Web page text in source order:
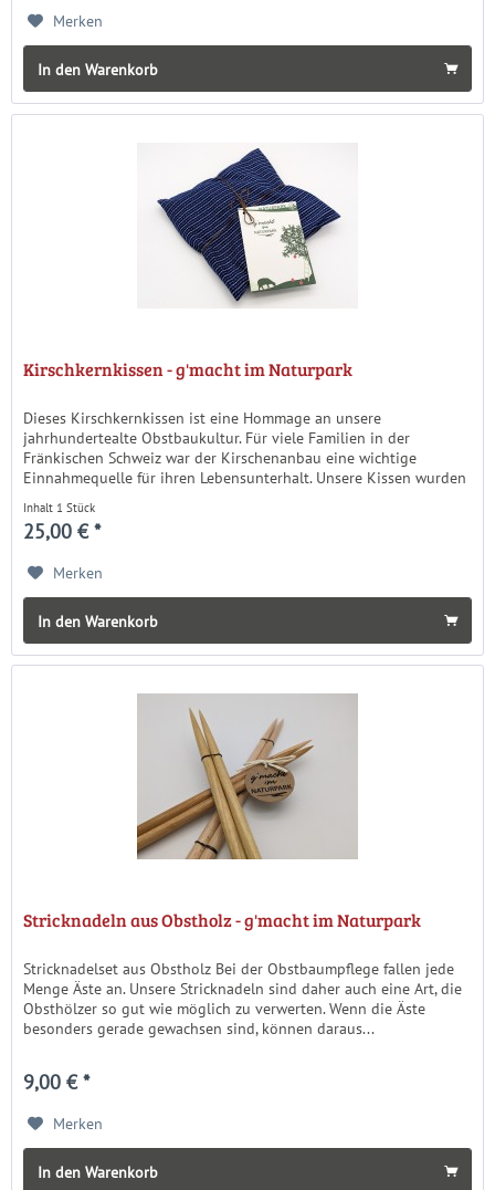
Merken
In den Warenkorb
Kirschkernkissen - g'macht im Naturpark
Dieses Kirschkernkissen ist eine Hommage an unsere
jahrhundertealte Obstbaukultur. Für viele Familien in der
Fränkischen Schweiz war der Kirschenanbau eine wichtige
Einnahmequelle für ihren Lebensunterhalt. Unsere Kissen wurden
Inhalt 1 Stück
25,00 € *
Merken
In den Warenkorb
Stricknadeln aus Obstholz - g'macht im Naturpark
Stricknadelset aus Obstholz Bei der Obstbaumpflege fallen jede
Menge Äste an. Unsere Stricknadeln sind daher auch eine Art, die
Obsthölzer so gut wie möglich zu verwerten. Wenn die Äste
besonders gerade gewachsen sind, können daraus...
9,00 € *
Merken
In den Warenkorb